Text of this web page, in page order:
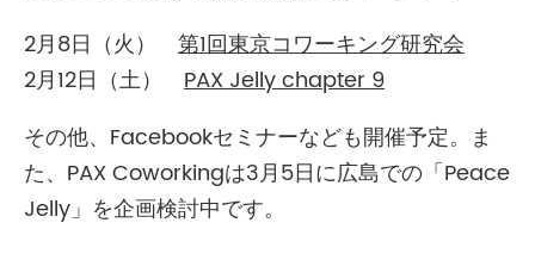
2月8日（火） 第1回東京コワーキング研究会
2月12日（土） PAX Jelly chapter 9
その他、Facebookセミナーなども開催予定。ま
た、PAX Coworkingは3月5日に広島での「Peace
Jelly」を企画検討中です。